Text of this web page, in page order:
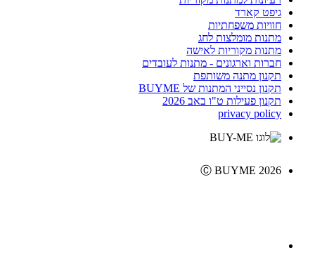
גיפט קארד
חוויות משפחתיות
מתנות מומלצות לחג
מתנות מקוריות לאישה
חברות וארגונים - מתנות לעובדים
תקנון מתנה משותפת
תקנון נסייני המתנות של BUYME
תקנון פעילות ט"ו באב 2026
privacy policy
Ⓒ BUYME 2026